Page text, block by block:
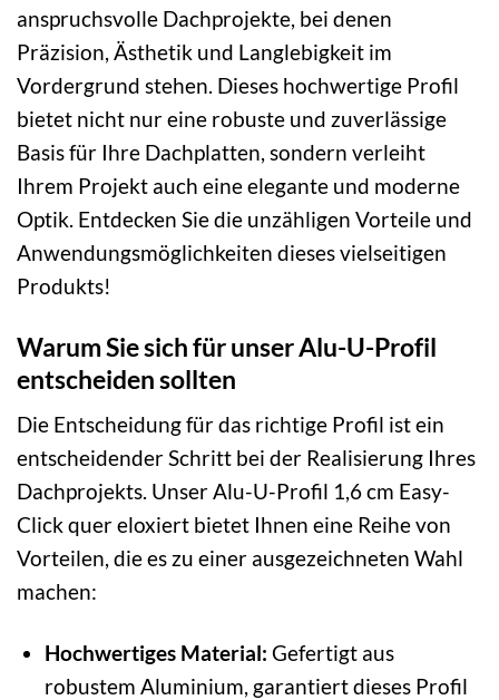
anspruchsvolle Dachprojekte, bei denen
Präzision, Ästhetik und Langlebigkeit im
Vordergrund stehen. Dieses hochwertige Profil
bietet nicht nur eine robuste und zuverlässige
Basis für Ihre Dachplatten, sondern verleiht
Ihrem Projekt auch eine elegante und moderne
Optik. Entdecken Sie die unzähligen Vorteile und
Anwendungsmöglichkeiten dieses vielseitigen
Produkts!
Warum Sie sich für unser Alu-U-Profil
entscheiden sollten
Die Entscheidung für das richtige Profil ist ein
entscheidender Schritt bei der Realisierung Ihres
Dachprojekts. Unser Alu-U-Profil 1,6 cm Easy-
Click quer eloxiert bietet Ihnen eine Reihe von
Vorteilen, die es zu einer ausgezeichneten Wahl
machen:
Hochwertiges Material: Gefertigt aus
robustem Aluminium, garantiert dieses Profil